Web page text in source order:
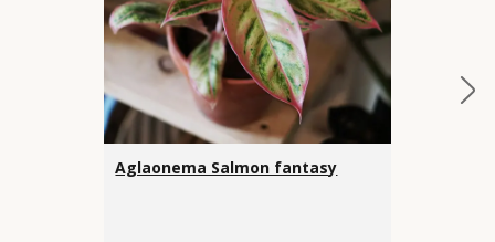
Aglaonema Salmon fantasy